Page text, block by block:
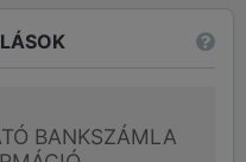
BANKSZÁMLA